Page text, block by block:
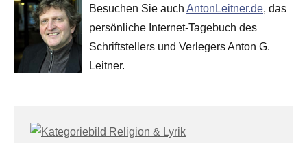
Besuchen Sie auch AntonLeitner.de, das
persönliche Internet-Tagebuch des
Schriftstellers und Verlegers Anton G.
Leitner.